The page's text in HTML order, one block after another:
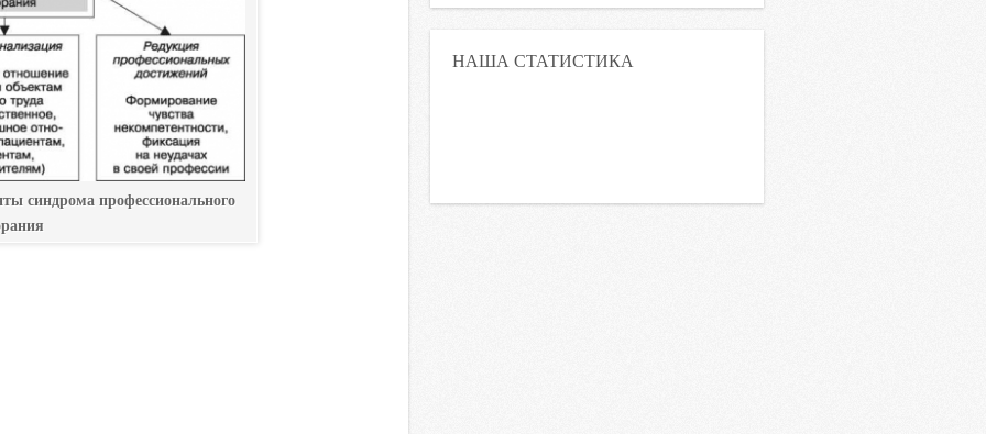
синдрома профессионального
НАША СТАТИСТИКА